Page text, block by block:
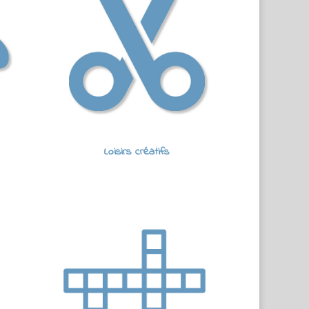
Loisirs créatifs